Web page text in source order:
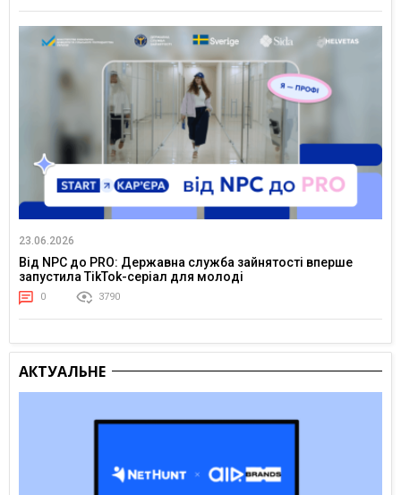
23.06.2026
Від NPC до PRO: Державна служба зайнятості вперше
запустила TikTok-серіал для молоді
0 3790
АКТУАЛЬНЕ